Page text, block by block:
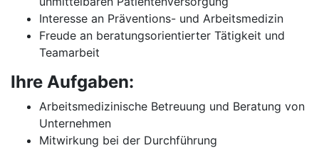
Interesse an Präventions- und Arbeitsmedizin
Freude an beratungsorientierter Tätigkeit und
Teamarbeit
Ihre Aufgaben:
Arbeitsmedizinische Betreuung und Beratung von
Unternehmen
Mitwirkung bei der Durchführung